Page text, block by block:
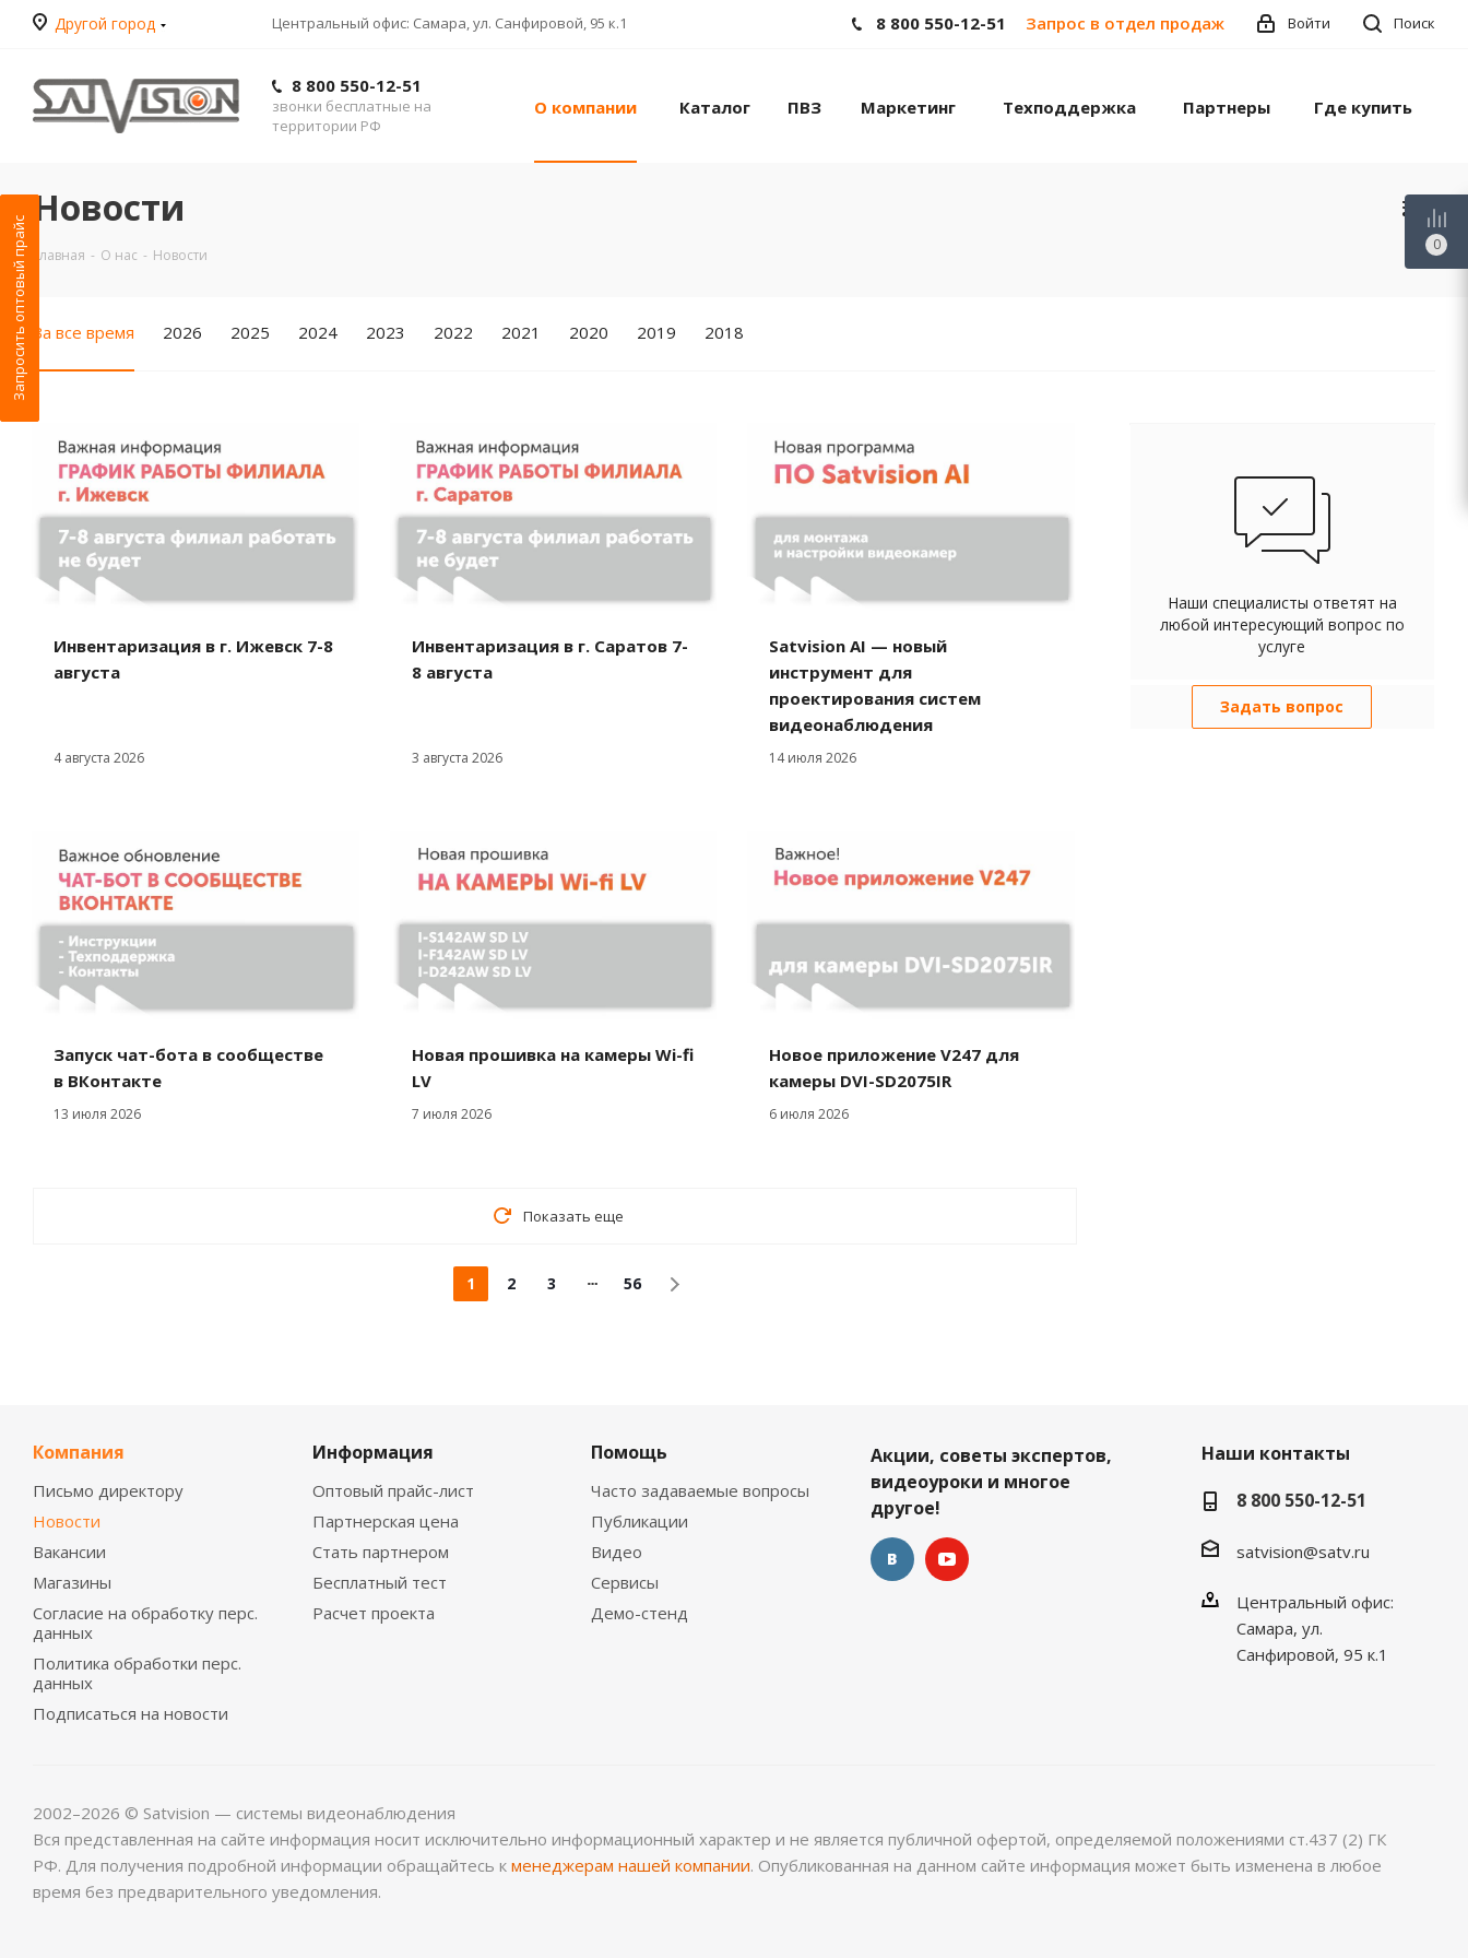
Другой город Центральный офис: Самара, ул. Санфировой, 95 к.1 Поиск
Войти
8 800 550-12-51 Запрос в отдел продаж
8 800 550-12-51
звонки бесплатные на
территории РФ
О компании Каталог ПВЗ Маркетинг Техподдержка Партнеры Где купить
Новости
Главная - О нас - Новости
За все время 2026 2025 2024 2023 2022 2021 2020 2019 2018
Инвентаризация в г. Ижевск 7-8
августа
4 августа 2026
Инвентаризация в г. Саратов 7-
8 августа
3 августа 2026
Satvision AI — новый
инструмент для
проектирования систем
видеонаблюдения
14 июля 2026
Запуск чат-бота в сообществе
в ВКонтакте
13 июля 2026
Новая прошивка на камеры Wi-fi
LV
7 июля 2026
Новое приложение V247 для
камеры DVI-SD2075IR
6 июля 2026
Показать еще
1 2 3 56
Наши специалисты ответят на
любой интересующий вопрос по
услуге
Задать вопрос
Компания
Письмо директору
Новости
Вакансии
Магазины
Согласие на обработку перс.
данных
Политика обработки перс.
данных
Подписаться на новости
Информация
Оптовый прайс-лист
Партнерская цена
Стать партнером
Бесплатный тест
Расчет проекта
Помощь
Часто задаваемые вопросы
Публикации
Видео
Сервисы
Демо-стенд
Акции, советы экспертов,
видеоуроки и многое
другое!
Наши контакты
8 800 550-12-51
satvision@satv.ru
Центральный офис:
Самара, ул.
Санфировой, 95 к.1
2002–2026 © Satvision — системы видеонаблюдения
Вся представленная на сайте информация носит исключительно информационный характер и не является публичной офертой, определяемой положениями ст.437 (2) ГК
РФ. Для получения подробной информации обращайтесь к менеджерам нашей компании. Опубликованная на данном сайте информация может быть изменена в любое
время без предварительного уведомления.
Запросить оптовый прайс 0